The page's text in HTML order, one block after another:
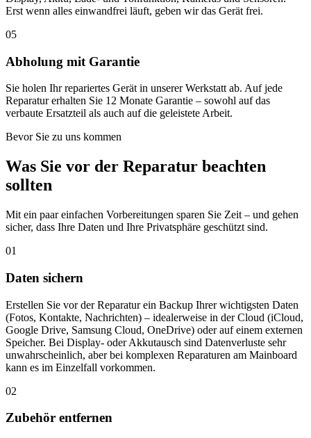
Erst wenn alles einwandfrei läuft, geben wir das Gerät frei.
05
Abholung mit Garantie
Sie holen Ihr repariertes Gerät in unserer Werkstatt ab. Auf jede
Reparatur erhalten Sie 12 Monate Garantie – sowohl auf das
verbaute Ersatzteil als auch auf die geleistete Arbeit.
Bevor Sie zu uns kommen
Was Sie vor der Reparatur beachten
sollten
Mit ein paar einfachen Vorbereitungen sparen Sie Zeit – und gehen
sicher, dass Ihre Daten und Ihre Privatsphäre geschützt sind.
01
Daten sichern
Erstellen Sie vor der Reparatur ein Backup Ihrer wichtigsten Daten
(Fotos, Kontakte, Nachrichten) – idealerweise in der Cloud (iCloud,
Google Drive, Samsung Cloud, OneDrive) oder auf einem externen
Speicher. Bei Display- oder Akkutausch sind Datenverluste sehr
unwahrscheinlich, aber bei komplexen Reparaturen am Mainboard
kann es im Einzelfall vorkommen.
02
Zubehör entfernen